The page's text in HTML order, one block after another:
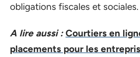
obligations fiscales et sociales.
A lire aussi : Courtiers en
placements pour les